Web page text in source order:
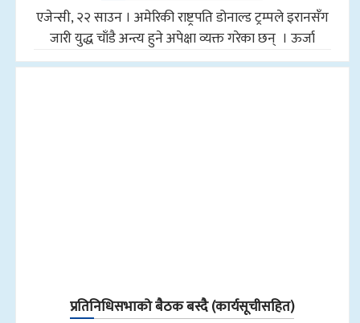
एजेन्सी, २२ साउन । अमेरिकी राष्ट्रपति डोनाल्ड ट्रम्पले इरानसँग
जारी युद्ध चाँडै अन्त्य हुने अपेक्षा व्यक्त गरेका छन् । ऊर्जा
प्रतिनिधिसभाको बैठक बस्दै (कार्यसूचीसहित)